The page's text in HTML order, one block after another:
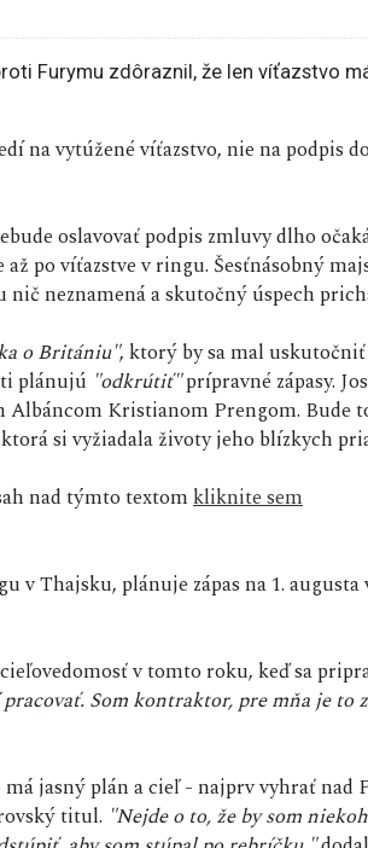
na vytúžené víťazstvo, nie na podpis
oslavovať podpis zmluvy dlho
po víťazstve v ringu. Šesťnásobný
neznamená a skutočný úspech
o Britániu", ktorý by sa mal
plánujú "odkrútiť"prípravné zápasy.
Albáncom Kristianom Prengom. Bude
si vyžiadala životy jeho blízkych
nad týmto textomkliknite sem
v Thajsku, plánuje zápas na 1.
v tomto roku, keď sa
Som kontraktor, pre mňa je to
jasný plán a cieľ - najprv vyhrať nad
titul. "Nejde o to, že by som